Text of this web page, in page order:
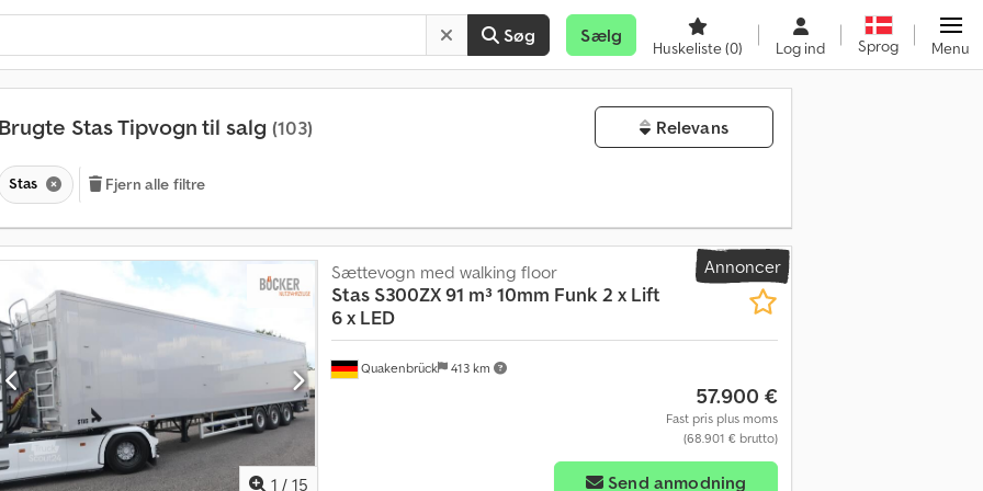
Søg Sælg
Huskeliste(0) Log ind Sprog Menu
Brugte Stas Tipvogn til salg (103) Relevans
Stas Fjern alle filtre
Annoncer
1 / 15
Quakenbrück 413 km
Sættevogn med walking floor
Stas S300ZX 91 m³ 10mm Funk 2 x Lift
6 x LED
57.900 €
Fast pris plus moms
(68.901 € brutto)
Send anmodning